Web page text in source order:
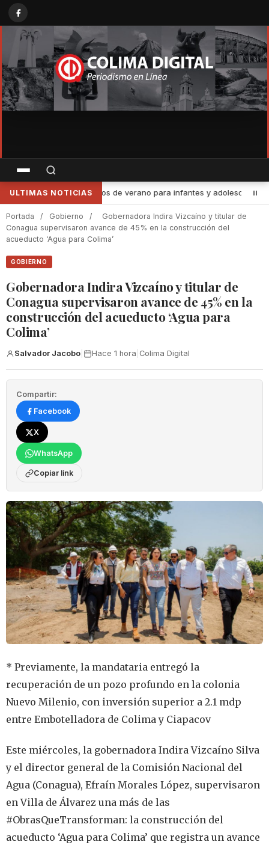
ULTIMAS NOTICIAS
del 13 al 17 de agosto • Garantiza Subsemov Colima
Portada / Gobierno /
Gobernadora Indira Vizcaíno y titular de
Conagua supervisaron avance de 45% en la construcción del
acueducto ‘Agua para Colima’
GOBIERNO
Gobernadora Indira Vizcaíno y titular de
Conagua supervisaron avance de 45% en la
construcción del acueducto ‘Agua para
Colima’
Salvador Jacobo Hace 1 hora Colima Digital
Compartir:
Facebook
X
WhatsApp
Copiar link
* Previamente, la mandataria entregó la
recuperación de un pozo profundo en la colonia
Nuevo Milenio, con inversión superior a 2.1 mdp
entre Embotelladora de Colima y Ciapacov
Este miércoles, la gobernadora Indira Vizcaíno Silva
y el director general de la Comisión Nacional del
Agua (Conagua), Efraín Morales López, supervisaron
en Villa de Álvarez una más de las
#ObrasQueTransforman: la construcción del
acueducto ‘Agua para Colima’ que registra un avance